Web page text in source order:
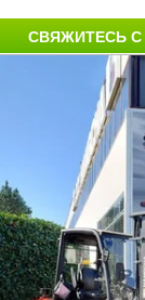
СВЯЖИТЕСЬ